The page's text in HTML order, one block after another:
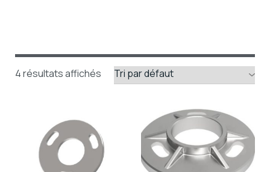
4 résultats affichés